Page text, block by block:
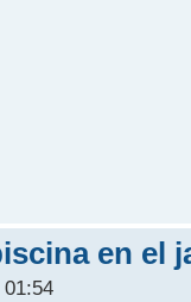
en el